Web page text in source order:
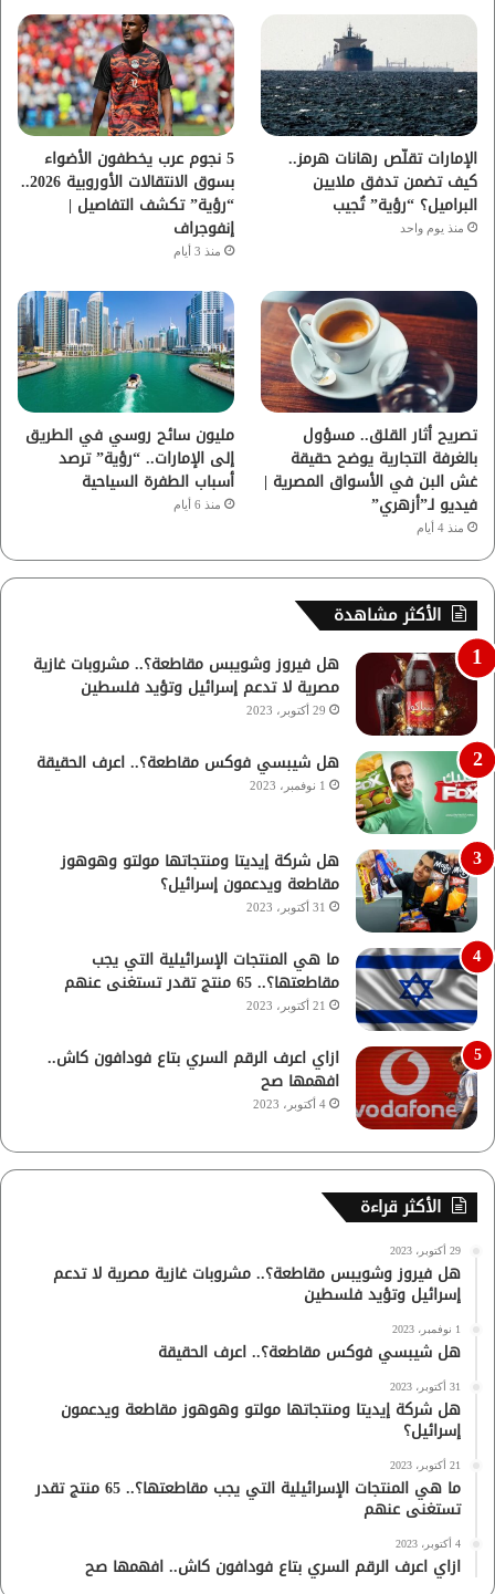
ب
ك
ي
و
ب
ت
ق
ر
م
الإمارات تقلّص رهانات هرمز..
كيف تضمن تدفق ملايين
البراميل؟ “رؤية” تُجيب
منذ يوم واحد
5 نجوم عرب يخطفون الأضواء
بسوق الانتقالات الأوروبية 2026..
“رؤية” تكشف التفاصيل |
إنفوجراف
منذ 3 أيام
تصريح أثار القلق.. مسؤول
بالغرفة التجارية يوضح حقيقة
غش البن في الأسواق المصرية |
فيديو لـ”أزهري”
منذ 4 أيام
مليون سائح روسي في الطريق
إلى الإمارات.. “رؤية” ترصد
أسباب الطفرة السياحية
منذ 6 أيام
الأكثر مشاهدة
هل فيروز وشويبس مقاطعة؟.. مشروبات غازية
مصرية لا تدعم إسرائيل وتؤيد فلسطين
29 أكتوبر، 2023
هل شيبسي فوكس مقاطعة؟.. اعرف الحقيقة
1 نوفمبر، 2023
هل شركة إيديتا ومنتجاتها مولتو وهوهوز
مقاطعة ويدعمون إسرائيل؟
31 أكتوبر، 2023
ما هي المنتجات الإسرائيلية التي يجب
مقاطعتها؟.. 65 منتج تقدر تستغنى عنهم
21 أكتوبر، 2023
ازاي اعرف الرقم السري بتاع فودافون كاش..
افهمها صح
4 أكتوبر، 2023
الأكثر قراءة
29 أكتوبر، 2023
هل فيروز وشويبس مقاطعة؟.. مشروبات غازية مصرية لا تدعم
إسرائيل وتؤيد فلسطين
1 نوفمبر، 2023
هل شيبسي فوكس مقاطعة؟.. اعرف الحقيقة
31 أكتوبر، 2023
هل شركة إيديتا ومنتجاتها مولتو وهوهوز مقاطعة ويدعمون
إسرائيل؟
21 أكتوبر، 2023
ما هي المنتجات الإسرائيلية التي يجب مقاطعتها؟.. 65 منتج تقدر
تستغنى عنهم
4 أكتوبر، 2023
ازاي اعرف الرقم السري بتاع فودافون كاش.. افهمها صح